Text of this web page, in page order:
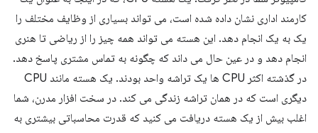
کارمند اداری نشان داده شده است، می تواند بسیاری از وظایف مختلف را
یک به یک انجام دهد. این هسته می تواند همه چیز را از ریاضی تا هنری
انجام دهد و در عین حال می داند که چگونه به تماس مشتری پاسخ دهد.
در گذشته اکثر CPU ها یک تراشه واحد بودند. یک هسته مانند CPU
دیگری است که در همان تراشه زندگی می کند. در سخت افزار مدرن، شما
اغلب بیش از یک هسته دریافت می کنید که قدرت محاسباتی بیشتری به